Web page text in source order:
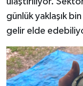
günlük yaklaşık
gelir elde